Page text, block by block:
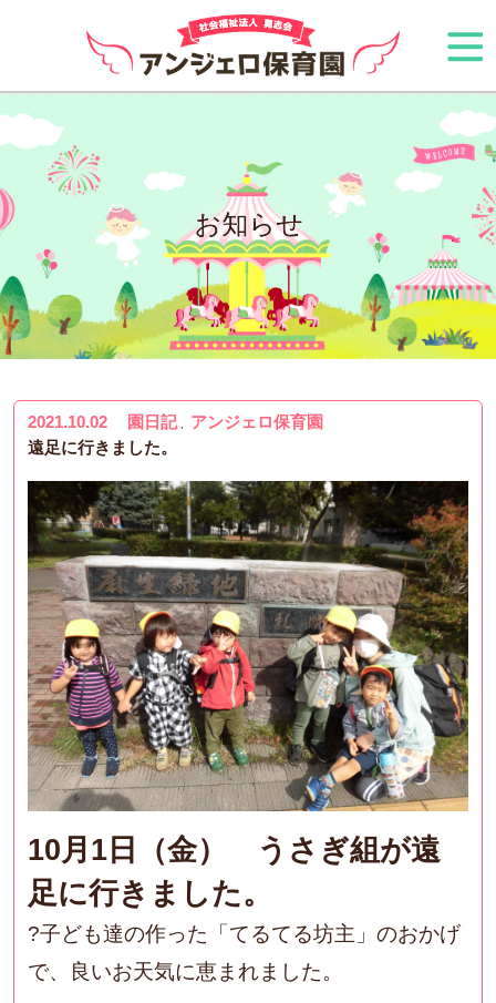
お知らせ
2021.10.02 園日記
アンジェロ保育園
遠足に行きました。
10月1日（金） うさぎ組が遠
足に行きました。
?子ども達の作った「てるてる坊主」のおかげ
で、良いお天気に恵まれました。